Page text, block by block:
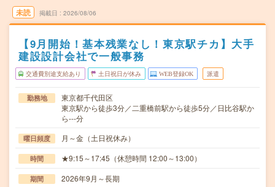
未読 掲載日 2026/08/06
【9月開始！基本残業なし！東京駅チカ】大手
建設設計会社で一般事務
交通費別途支給あり 土日祝日が休み WEB登録OK 派遣
勤務地
東京都千代田区
東京駅から徒歩3分／二重橋前駅から徒歩5分／日比谷駅か
ら---分
曜日頻度 月～金（土日祝休み）
時間 ★9:15～17:45（休憩時間 12:00～13:00）
期間 2026年9月～長期